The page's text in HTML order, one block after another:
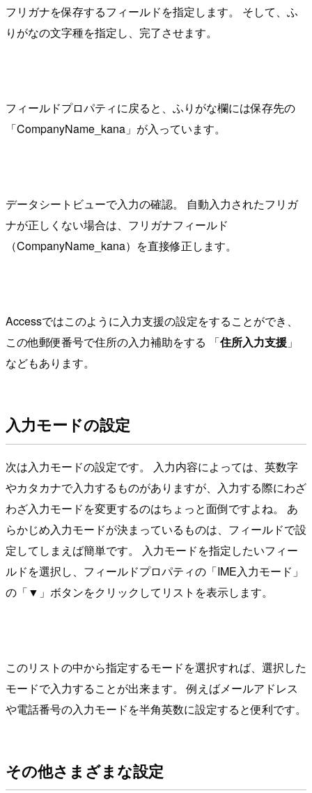
フリガナを保存するフィールドを指定します。 そして、ふ
りがなの文字種を指定し、完了させます。
フィールドプロパティに戻ると、ふりがな欄には保存先の
「CompanyName_kana」が入っています。
データシートビューで入力の確認。 自動入力されたフリガ
ナが正しくない場合は、フリガナフィールド
（CompanyName_kana）を直接修正します。
Accessではこのように入力支援の設定をすることができ、
この他郵便番号で住所の入力補助をする 「住所入力支援 」
などもあります。
入力モードの設定
次は入力モードの設定です。 入力内容によっては、英数字
やカタカナで入力するものがありますが、入力する際にわざ
わざ入力モードを変更するのはちょっと面倒ですよね。 あ
らかじめ入力モードが決まっているものは、フィールドで設
定してしまえば簡単です。 入力モードを指定したいフィー
ルドを選択し、フィールドプロパティの「IME入力モード」
の「▼」ボタンをクリックしてリストを表示します。
このリストの中から指定するモードを選択すれば、選択した
モードで入力することが出来ます。 例えばメールアドレス
や電話番号の入力モードを半角英数に設定すると便利です。
その他さまざまな設定